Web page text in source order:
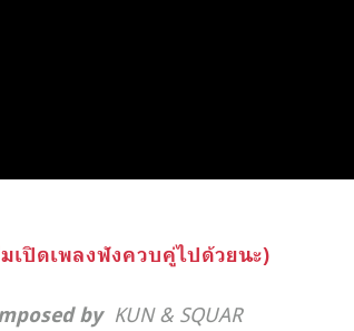
เปิดเพลงฟังควบคู่ไปด้วยนะ)
by KUN & SQUAR